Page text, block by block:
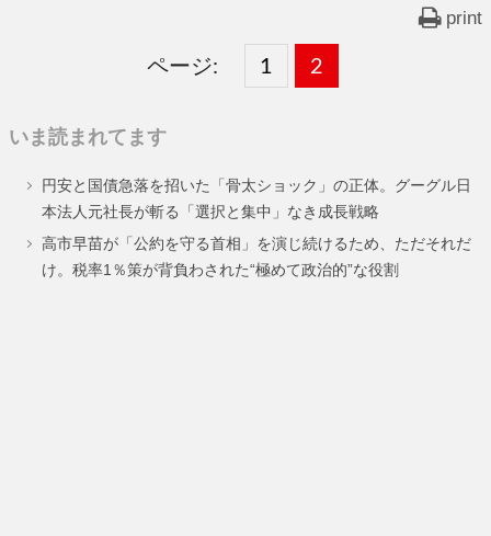
print
ページ:
固
ー
ジ
1 ,
固
ー
ジ
2
いま読まれてます
円安と国債急落を招いた「骨太ショック」の正体。グーグル日
本法人元社長が斬る「選択と集中」なき成長戦略
高市早苗が「公約を守る首相」を演じ続けるため、ただそれだ
け。税率1％策が背負わされた“極めて政治的”な役割